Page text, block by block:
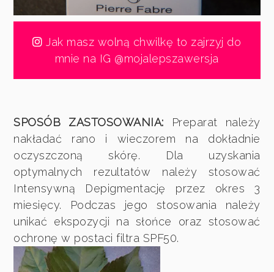
Jak masz wolną chwilkę to zajrzyj do
mnie na IG @mojalepszawersja
SPOSÓB ZASTOSOWANIA:
Preparat należy
nakładać rano i wieczorem na dokładnie
oczyszczoną skórę. Dla uzyskania
optymalnych rezultatów należy stosować
Intensywną Depigmentację przez okres 3
miesięcy. Podczas jego stosowania należy
unikać ekspozycji na słońce oraz stosować
ochronę w postaci filtra SPF50.